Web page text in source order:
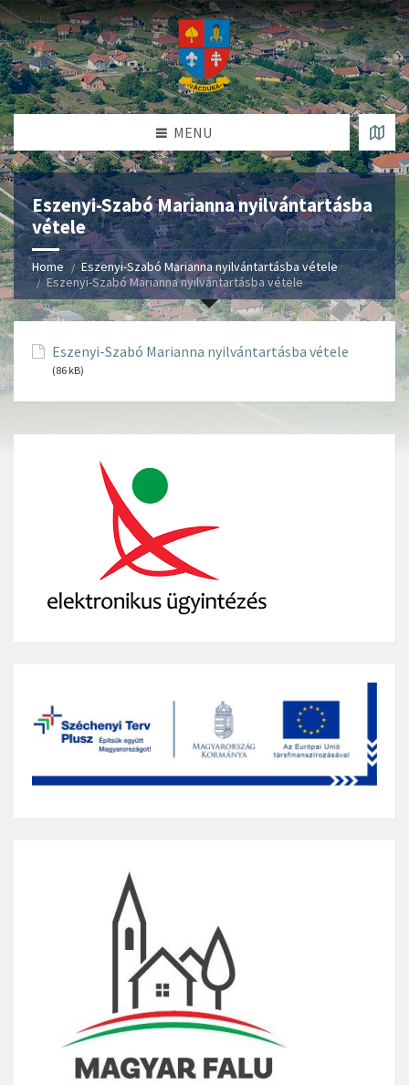
MENU
Eszenyi-Szabó Marianna nyilvántartásba
vétele
Home
Eszenyi-Szabó Marianna nyilvántartásba vétele
Eszenyi-Szabó Marianna nyilvántartásba vétele
Eszenyi-Szabó Marianna nyilvántartásba vétele
(86 kB)